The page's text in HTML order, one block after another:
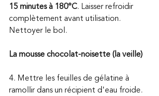
15 minutes à 180°C. Laisser refroidir
complètement avant utilisation.
Nettoyer le bol.
La mousse chocolat-noisette (la veille)
4. Mettre les feuilles de gélatine à
ramollir dans un récipient d'eau froide.